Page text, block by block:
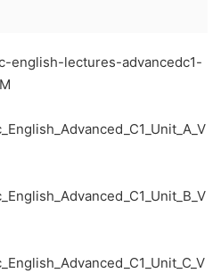
english-lectures-advancedc1-